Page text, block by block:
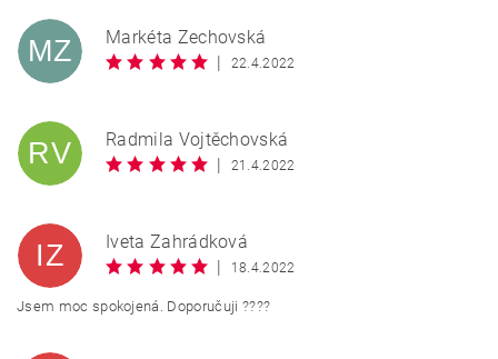
BEZPEČNOSTNÍ KONTROLA
Opište text z obrázku
MZ
Markéta Zechovská
|
22.4.2022
RV
Radmila Vojtěchovská
|
21.4.2022
IZ
Iveta Zahrádková
|
18.4.2022
Jsem moc spokojená. Doporučuji ????